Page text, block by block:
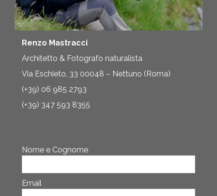
Renzo Mastracci
Architetto & Fotografo naturalista
Via Eschieto, 33 00048 – Nettuno (Roma)
(+39) 06 985 2793
(+39) 347 593 8355
Nome e Cognome
Email